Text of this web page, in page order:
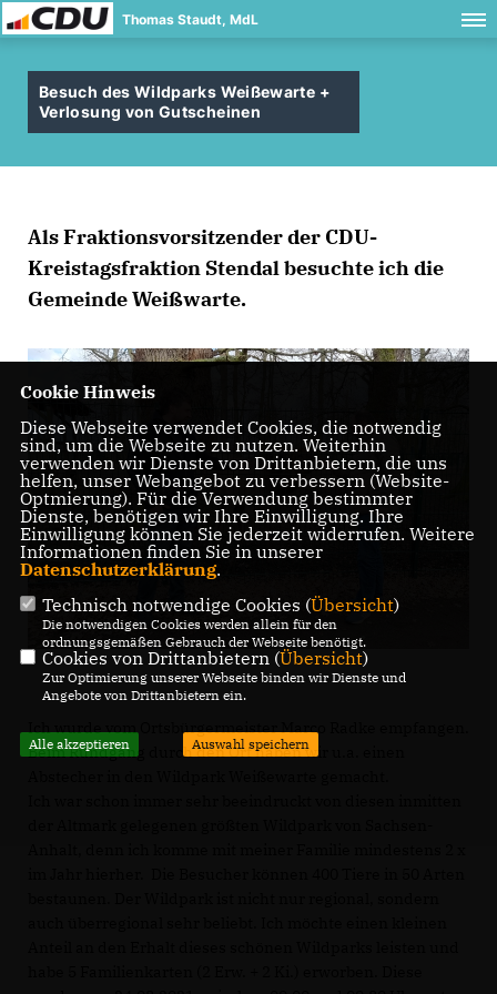
Thomas Staudt, MdL
Besuch des Wildparks Weißewarte +
Verlosung von Gutscheinen
Als Fraktionsvorsitzender der CDU-
Kreistagsfraktion Stendal besuchte ich die
Gemeinde Weißwarte.
Ich wurde vom Ortsbürgermeister Marco Radke empfangen.
Beim Rundgang durch den Ort haben wir u.a. einen
Cookie Hinweis
Diese Webseite verwendet Cookies, die notwendig
sind, um die Webseite zu nutzen. Weiterhin
verwenden wir Dienste von Drittanbietern, die uns
helfen, unser Webangebot zu verbessern (Website-
Optmierung). Für die Verwendung bestimmter
Dienste, benötigen wir Ihre Einwilligung. Ihre
Einwilligung können Sie jederzeit widerrufen. Weitere
Informationen finden Sie in unserer
Datenschutzerklärung.
Technisch notwendige Cookies (Übersicht)
Die notwendigen Cookies werden allein für den
ordnungsgemäßen Gebrauch der Webseite benötigt.
Cookies von Drittanbietern (Übersicht)
Zur Optimierung unserer Webseite binden wir Dienste und
Angebote von Drittanbietern ein.
Alle akzeptieren Auswahl speichern